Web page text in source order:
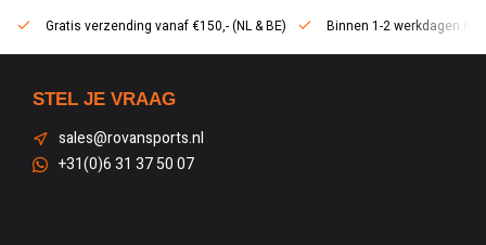
Gratis verzending vanaf €150,- (NL & BE) Binnen 1-2 werkdagen in
STEL JE VRAAG
sales@rovansports.nl
+31(0)6 31 37 50 07